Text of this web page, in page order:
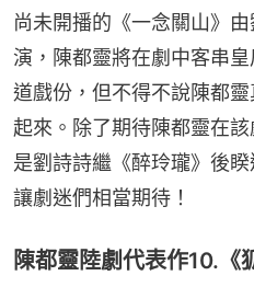
尚未開播的《一念關山》
演，陳都靈將在劇中客串
道戲份，但不得不說陳都
起來。除了期待陳都靈在
是劉詩詩繼《醉玲瓏》後
讓劇迷們相當期待！
陳都靈陸劇代表作10.《